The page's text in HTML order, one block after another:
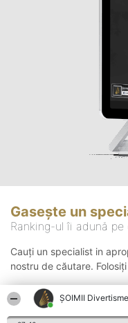
ŞOIMII
Gasește un
Ranking-ul îi adună
Cauți un specialist in
nostru de căutare.